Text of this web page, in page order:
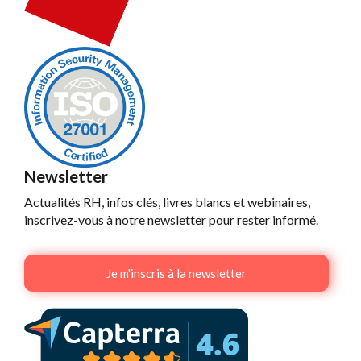
Newsletter
Actualités RH, infos clés, livres blancs et webinaires,
inscrivez-vous à notre newsletter pour rester informé.
Je m'inscris à la newsletter